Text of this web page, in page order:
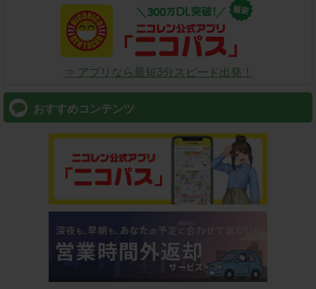
⇒ アプリなら最短3分スピード出発！
おすすめコンテンツ